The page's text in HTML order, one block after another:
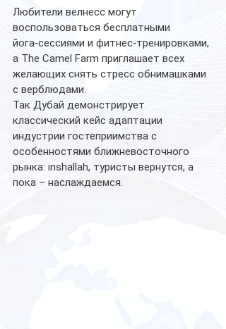
Любители велнесс могут
воспользоваться бесплатными
йога‑сессиями и фитнес‑тренировками,
а The Camel Farm приглашает всех
желающих снять стресс обнимашками
с верблюдами.
Так Дубай демонстрирует
классический кейс адаптации
индустрии гостеприимства с
особенностями ближневосточного
рынка: inshallah, туристы вернутся, а
пока – наслаждаемся.